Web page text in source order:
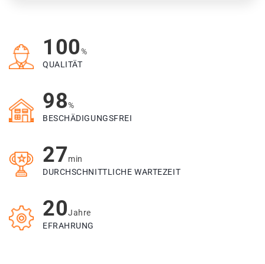
100%
QUALITÄT
98%
BESCHÄDIGUNGSFREI
27min
DURCHSCHNITTLICHE WARTEZEIT
20Jahre
EFRAHRUNG